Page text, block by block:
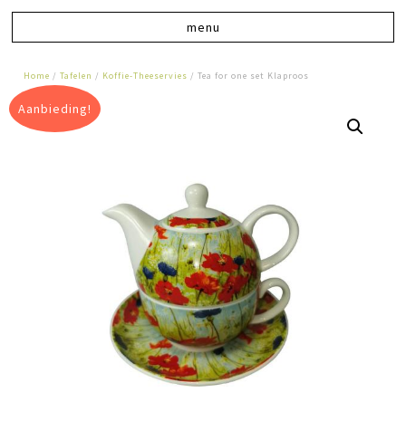
Home /Tafelen / Koffie-Theeservies / Tea for one set Klaproos
Aanbieding!